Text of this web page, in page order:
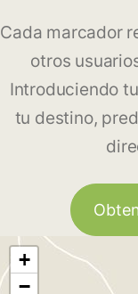
Cada marcador
otros
Introduciendo
tu destino,
+
−